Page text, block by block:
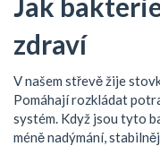
zdraví
V našem střevě žije
Pomáhají rozkládat
systém. Když jsou tyto
méně nadýmání,